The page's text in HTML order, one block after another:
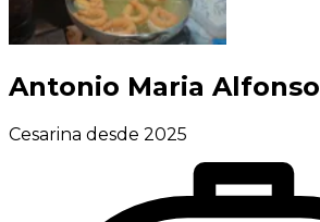
Antonio Maria Alfonso
Cesarina desde 2025